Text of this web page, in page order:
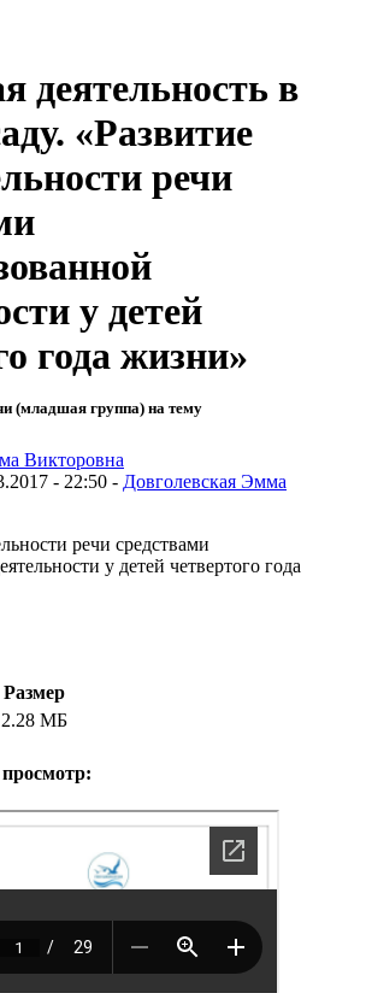
деятельность в
«Развитие
речи
у детей
года жизни»
(младшая группа) на тему
- 22:50 - Довголевская Эмма
речи средствами
у детей четвертого года
Размер
2.28 МБ